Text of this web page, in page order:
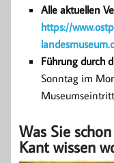
Alle aktuellen
https://
Führung durch
Sonntag im
Museumseintritt
Was Sie
Kant wissen